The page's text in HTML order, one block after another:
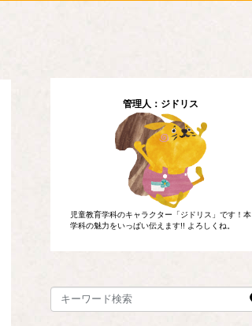
管理人：ジドリス
児童教育学科のキャラクター「ジドリス」です！本
学科の魅力をいっぱい伝えます!! よろしくね。